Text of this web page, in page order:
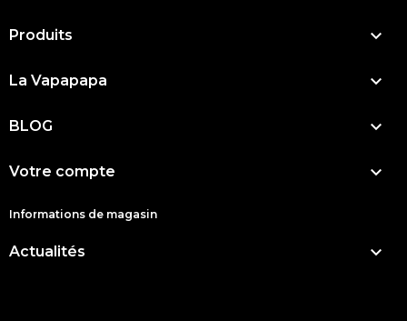
Produits 
La Vapapapa 
BLOG 
Votre compte 
Informations de magasin
Actualités 